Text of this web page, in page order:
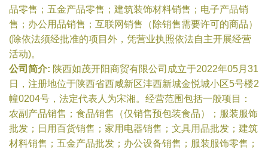
品零售；五金产品零售；建筑装饰材料销售；电子产品销
售；办公用品销售；互联网销售（除销售需要许可的商品）
(除依法须经批准的项目外，凭营业执照依法自主开展经营
活动)。
公司简介: 陕西如茂开阳商贸有限公司成立于2022年05月31
日，注册地位于陕西省西咸新区沣西新城金悦城小区5号楼2
幢0204号，法定代表人为宋湘。经营范围包括一般项目：
农副产品销售；食品销售（仅销售预包装食品）；服装服饰
批发；日用百货销售；家用电器销售；文具用品批发；建筑
材料销售；五金产品批发；办公设备销售；服装服饰零售；